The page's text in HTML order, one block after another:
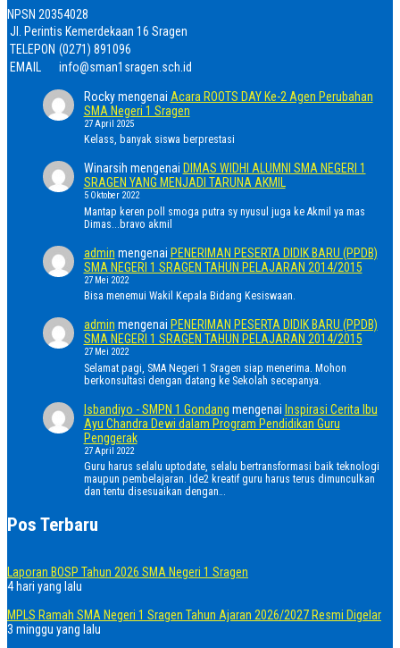
NPSN 20354028
Jl. Perintis Kemerdekaan 16 Sragen
TELEPON (0271) 891096
EMAIL
info@sman1sragen.sch.id
Rockymengenai Acara ROOTS DAY Ke-2 Agen Perubahan
SMA Negeri 1 Sragen
27 April 2025
Kelass, banyak siswa berprestasi
Winarsih mengenai DIMAS WIDHI ALUMNI SMA NEGERI 1
SRAGEN YANG MENJADI TARUNA AKMIL
5 Oktober 2022
Mantap keren poll smoga putra sy nyusul juga ke Akmil ya mas
Dimas...bravo akmil
admin mengenai PENERIMAN PESERTA DIDIK BARU (PPDB)
SMA NEGERI 1 SRAGEN TAHUN PELAJARAN 2014/2015
27 Mei 2022
Bisa menemui Wakil Kepala Bidang Kesiswaan.
admin mengenai PENERIMAN PESERTA DIDIK BARU (PPDB)
SMA NEGERI 1 SRAGEN TAHUN PELAJARAN 2014/2015
27 Mei 2022
Selamat pagi, SMA Negeri 1 Sragen siap menerima. Mohon
berkonsultasi dengan datang ke Sekolah secepanya.
Isbandiyo - SMPN 1 Gondang mengenai Inspirasi Cerita Ibu
Ayu Chandra Dewi dalam Program Pendidikan Guru
Penggerak
27 April 2022
Guru harus selalu uptodate, selalu bertransformasi baik teknologi
maupun pembelajaran. Ide2 kreatif guru harus terus dimunculkan
dan tentu disesuaikan dengan…
Pos Terbaru
Laporan BOSP Tahun 2026 SMA Negeri 1 Sragen
4 hari yang lalu
MPLS Ramah SMA Negeri 1 Sragen Tahun Ajaran 2026/2027 Resmi Digelar
3 minggu yang lalu